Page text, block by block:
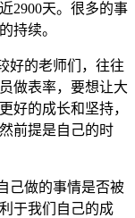
2900天。很多的事
持续。
的老师们，往往
做表率，要想让大
好的成长和坚持，
前提是自己的时
做的事情是否被
于我们自己的成